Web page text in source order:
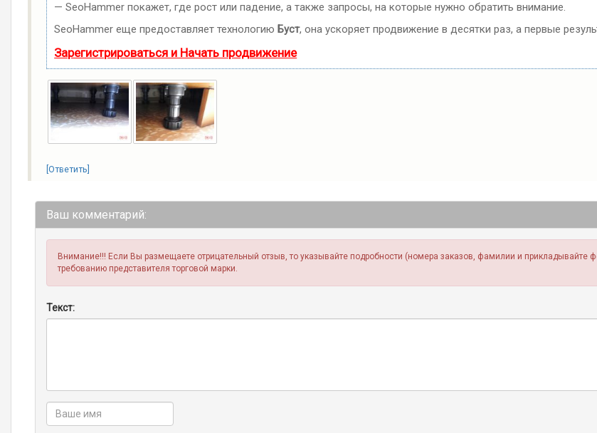
— SeoHammer покажет, где рост или падение, а также запросы, на которые нужно обратить внимание.
SeoHammer еще предоставляет технологиюБуст, она ускоряет продвижение в десятки раз, а первые
Зарегистрироваться и Начать продвижение
[Ответить]
Ваш комментарий:
Внимание!!! Если Вы размещаете отрицательный отзыв, то указывайте подробности (номера заказов, фамилии и
требованию представителя торговой марки.
Текст: